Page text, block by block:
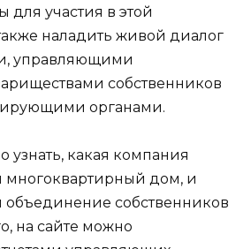
для участия в этой
наладить живой диалог
управляющими
собственников
органами.
узнать, какая компания
многоквартирный дом, и
объединение собственников
на сайте можно